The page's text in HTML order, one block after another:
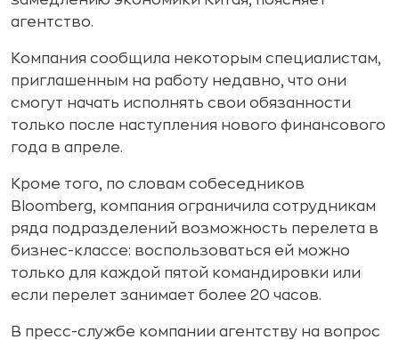
агентство.
Компания сообщила некоторым специалистам,
приглашенным на работу недавно, что они
смогут начать исполнять свои обязанности
только после наступления нового финансового
года в апреле.
Кроме того, по словам собеседников
Bloomberg, компания ограничила сотрудникам
ряда подразделений возможность перелета в
бизнес-классе: воспользоваться ей можно
только для каждой пятой командировки или
если перелет занимает более 20 часов.
В пресс-службе компании агентству на вопрос